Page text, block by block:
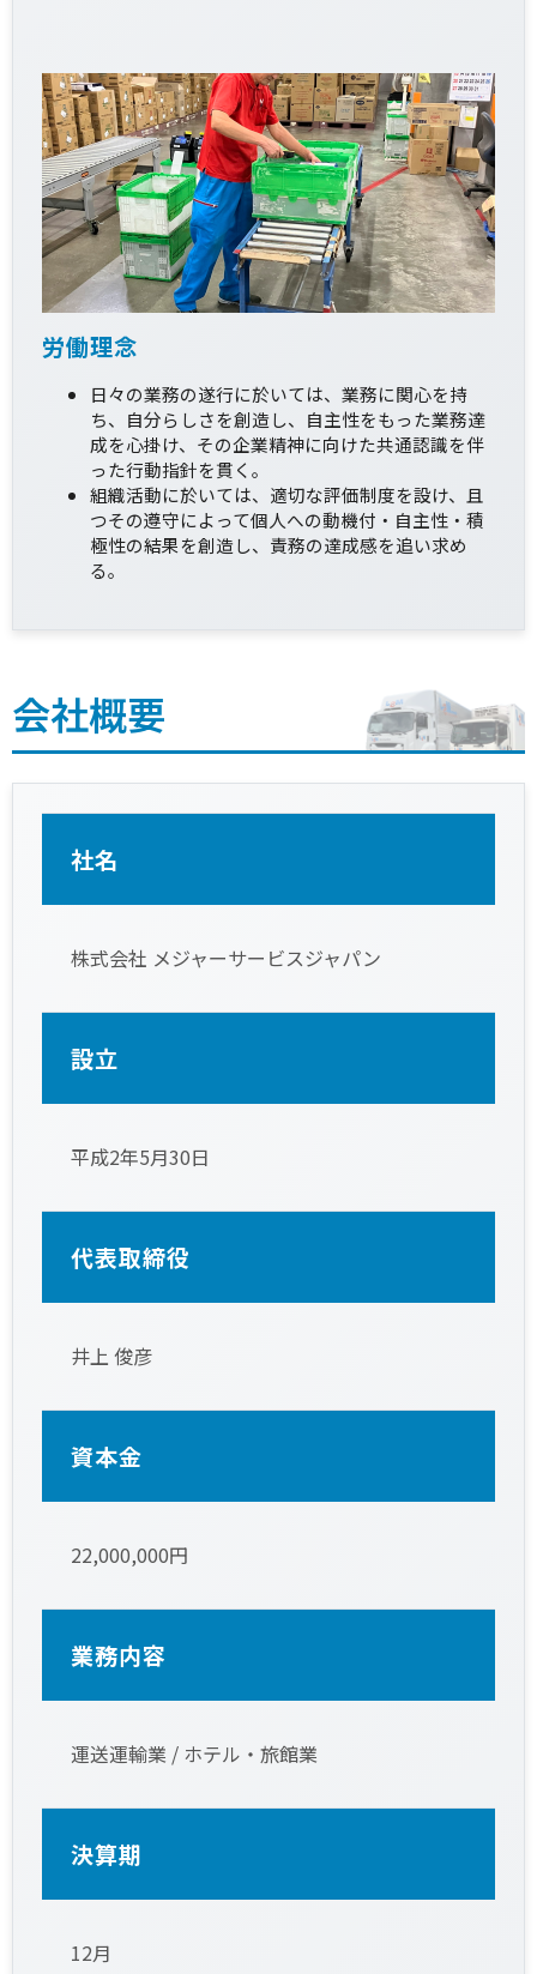
労働理念
日々の業務の遂行に於いては、業務に関心を持
ち、自分らしさを創造し、自主性をもった業務達
成を心掛け、その企業精神に向けた共通認識を伴
った行動指針を貫く。
組織活動に於いては、適切な評価制度を設け、且
つその遵守によって個人への動機付・自主性・積
極性の結果を創造し、責務の達成感を追い求め
る。
会社概要
社名
株式会社 メジャーサービスジャパン
設立
平成2年5月30日
代表取締役
井上 俊彦
資本金
22,000,000円
業務内容
運送運輸業 / ホテル・旅館業
決算期
12月